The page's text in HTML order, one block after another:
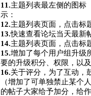
11.主题列表最左侧的图标
示：
12.主题列表页面，点击标
13.快速查看论坛当天最新
14.主题列表页面，点击标
15.增加了每个用户组升级
要的升级积分、权限，以
16.关于评分，为了互动，
（增加了可单独禁止某个
的帖子大家给予加分，给